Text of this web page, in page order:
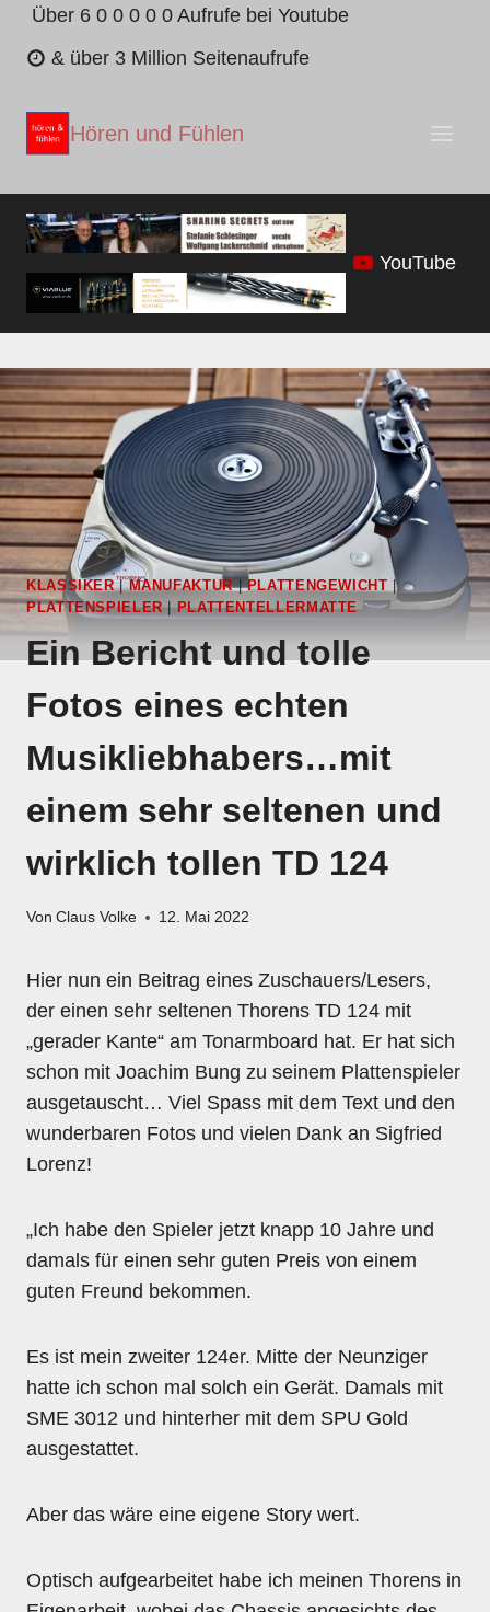
Zum
Inhalt
Über 6 0 0 0 0 0 Aufrufe bei Youtube
& über 3 Million Seitenaufrufe
Hören und Fühlen
YouTube
KLASSIKER|MANUFAKTUR|PLATTENGEWICHT |
PLATTENSPIELER|PLATTENTELLERMATTE
Ein Bericht und tolle
Fotos eines echten
Musikliebhabers…mit
einem sehr seltenen und
wirklich tollen TD 124
Von Claus Volke 12. Mai 2022
Hier nun ein Beitrag eines Zuschauers/Lesers,
der einen sehr seltenen Thorens TD 124 mit
„gerader Kante“ am Tonarmboard hat. Er hat sich
schon mit Joachim Bung zu seinem Plattenspieler
ausgetauscht… Viel Spass mit dem Text und den
wunderbaren Fotos und vielen Dank an Sigfried
Lorenz!
„Ich habe den Spieler jetzt knapp 10 Jahre und
damals für einen sehr guten Preis von einem
guten Freund bekommen.
Es ist mein zweiter 124er. Mitte der Neunziger
hatte ich schon mal solch ein Gerät. Damals mit
SME 3012 und hinterher mit dem SPU Gold
ausgestattet.
Aber das wäre eine eigene Story wert.
Optisch aufgearbeitet habe ich meinen Thorens in